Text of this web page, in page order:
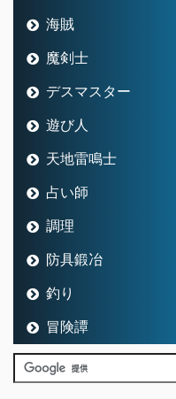
海賊
魔剣士
デスマスター
遊び人
天地雷鳴士
占い師
調理
防具鍛冶
釣り
冒険譚